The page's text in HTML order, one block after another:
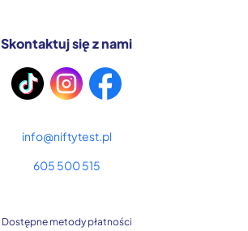
Skontaktuj się z nami
info@niftytest.pl
605 500 515
Dostępne metody płatności